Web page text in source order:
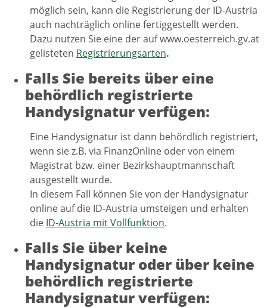
möglich sein, kann die Registrierung der ID-Austria
auch nachträglich online fertiggestellt werden.
Dazu nutzen Sie eine der auf www.oesterreich.gv.at
gelisteten Registrierungsarten.
Falls Sie bereits über eine
behördlich registrierte
Handysignatur verfügen:
Eine Handysignatur ist dann behördlich registriert,
wenn sie z.B. via FinanzOnline oder von einem
Magistrat bzw. einer Bezirkshauptmannschaft
ausgestellt wurde.
In diesem Fall können Sie von der Handysignatur
online auf die ID-Austria umsteigen und erhalten
die ID-Austria mit Vollfunktion.
Falls Sie über keine
Handysignatur oder über keine
behördlich registrierte
Handysignatur verfügen: